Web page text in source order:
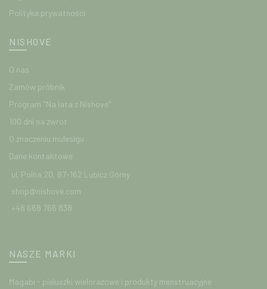
Polityka prywatności
NISHOVE
O nas
Zamów próbnik
Program "Na lata z Nishove"
100 dni na zwrot
O znaczeniu mulesigu
Dane kontaktowe
ul. Polna 20, 87-162 Lubicz Górny
shop@nishove.com
+48 668 766 838
NASZE MARKI
Magabi - pieluszki wielorazowe i produkty menstruacyjne